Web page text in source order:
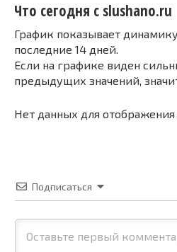
Что сегодня с slushano.ru
График показывает
последние 14 дней.
Если на графике виден
предыдущих значений,
Нет данных для отображения
Подписаться